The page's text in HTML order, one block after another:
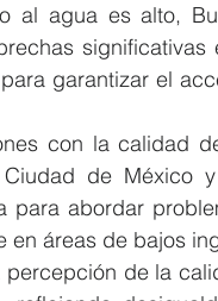
al agua es alto,
significativas
garantizar el
con la calidad
de México
para abordar
en áreas de bajos
percepción de la